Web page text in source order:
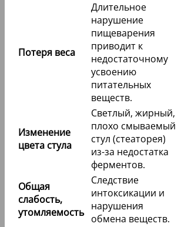
Потеря веса
Длительное
нарушение
пищеварения
приводит к
недостаточному
усвоению
питательных
веществ.
Изменение
цвета стула
Светлый, жирный,
плохо смываемый
стул (стеаторея)
из-за недостатка
ферментов.
Общая
слабость,
утомляемость
Следствие
интоксикации и
нарушения
обмена веществ.